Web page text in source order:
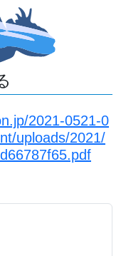
2021-0521-0
uploads/2021/